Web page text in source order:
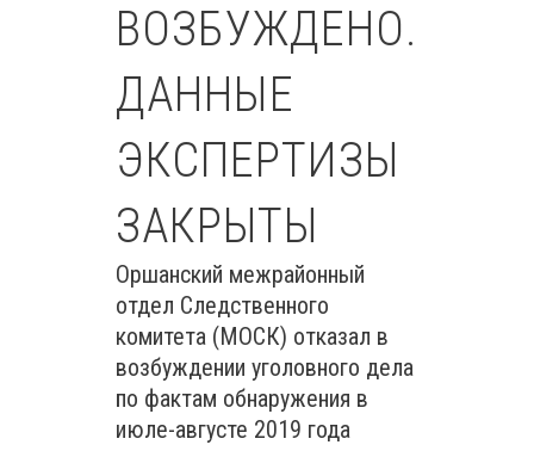
ВОЗБУЖДЕНО.
ДАННЫЕ
ЭКСПЕРТИЗЫ
ЗАКРЫТЫ
Оршанский межрайонный
отдел Следственного
комитета (МОСК) отказал в
возбуждении уголовного дела
по фактам обнаружения в
июле-августе 2019 года